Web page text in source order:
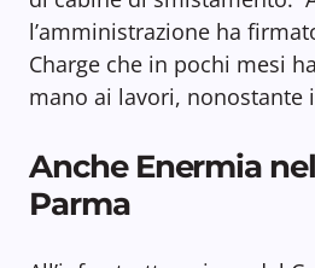
l’amministrazione ha
Charge che in pochi mesi
mano ai lavori, nonostante
Anche Enermia
Parma